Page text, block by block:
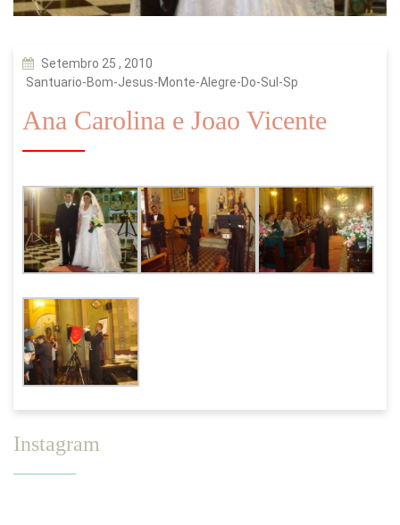
Setembro 25 , 2010
Santuario-Bom-Jesus-Monte-Alegre-Do-Sul-Sp
Ana Carolina e Joao Vicente
Instagram